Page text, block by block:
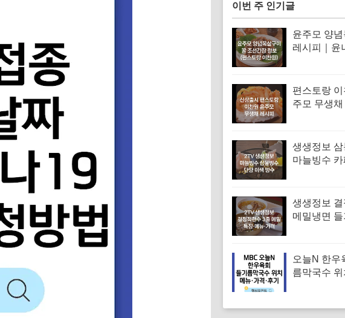
이번 주 인기글
윤주모 양
레시피｜윤
편스토랑
주모 무생
생생정보
마늘빙수
독하다 독해
생생정보
메밀냉면
격
오늘N 한우
름막국수
후기 (오늘